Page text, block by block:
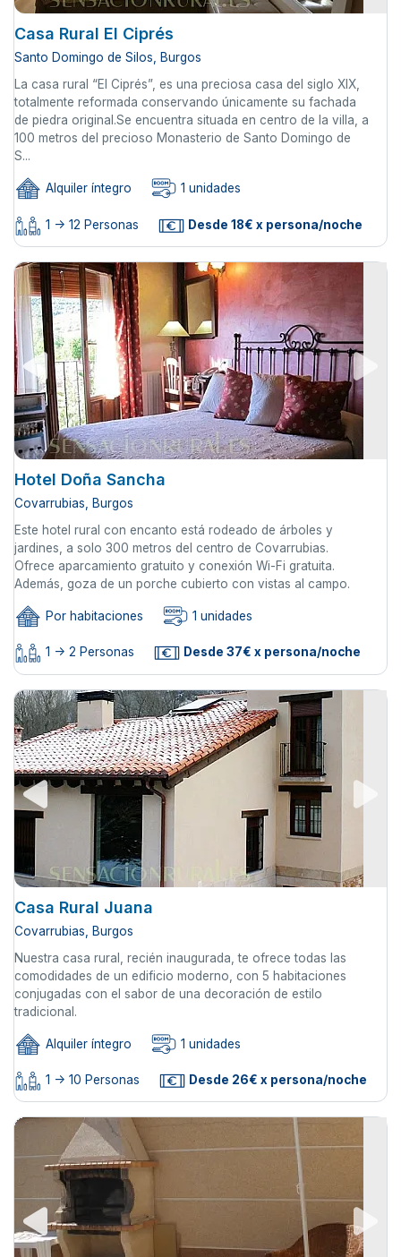
Casa Rural El Ciprés
Santo Domingo de Silos, Burgos
La casa rural “El Ciprés”, es una preciosa casa del siglo XIX,
totalmente reformada conservando únicamente su fachada
de piedra original.Se encuentra situada en centro de la villa, a
100 metros del precioso Monasterio de Santo Domingo de
S...
Alquiler íntegro 1 unidades
1 -> 12 Personas Desde 18€ x persona/noche
Hotel Doña Sancha
Covarrubias, Burgos
Este hotel rural con encanto está rodeado de árboles y
jardines, a solo 300 metros del centro de Covarrubias.
Ofrece aparcamiento gratuito y conexión Wi-Fi gratuita.
Además, goza de un porche cubierto con vistas al campo.
Por habitaciones 1 unidades
1 -> 2 Personas Desde 37€ x persona/noche
Casa Rural Juana
Covarrubias, Burgos
Nuestra casa rural, recién inaugurada, te ofrece todas las
comodidades de un edificio moderno, con 5 habitaciones
conjugadas con el sabor de una decoración de estilo
tradicional.
Alquiler íntegro 1 unidades
1 -> 10 Personas Desde 26€ x persona/noche